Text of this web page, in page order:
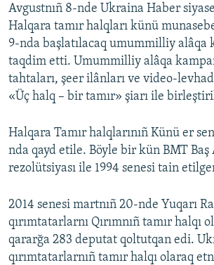
RFE/RS bütün saytları
Avgustnıñ 8-nde Ukraina Haber
Halqara tamır halqları künü
9-nda başlatılacaq umummilliy alâqa
taqdim etti. Umummilliy alâqa
tahtaları, şeer ilânları ve video-
«Üç halq – bir tamır» şiarı ile
Halqara Tamır halqlarınıñ Künü er
nda qayd etile. Böyle bir kün BMT Baş
rezolütsiyası ile 1994 senesi tain
2014 senesi martnıñ 20-nde Yuqarı
qırımtatarlarnı Qırımnıñ tamır halqı
qararğa 283 deputat qoltutqan edi.
qırımtatarlarnıñ tamır halqı olaraq